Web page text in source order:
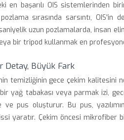
en başarılı OIS sistemlerinden
sırasında sarsıntı, OIS'in
uzun pozlamalarda, insan
bir tripod kullanmak en
Detay, Büyük Fark
temizliğinin gece çekim kalitesini
yağ tabakası veya parmak izi,
pus oluşturur. Bu pus,
yaratır. Çekim öncesi mikrofiber